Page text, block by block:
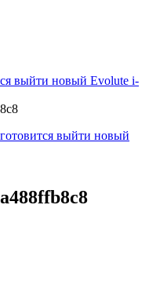
выйти новый Evolute i-
выйти новый